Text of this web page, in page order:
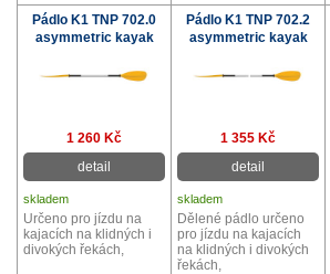
Pádlo K1 TNP 702.0
asymmetric kayak
Pádlo K1 TNP 702.2
asymmetric kayak
1 260 Kč
detail
1 355 Kč
detail
skladem skladem
Určeno pro jízdu na
kajacích na klidných i
divokých řekách,
Dělené pádlo určeno
pro jízdu na kajacích
na klidných i divokých
řekách,